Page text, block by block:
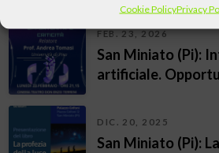
Cookie PolicyPrivacy
FEB. 23, 2026
San Miniato (Pi):
artificiale.
DIC. 20, 2025
San Miniato (Pi):